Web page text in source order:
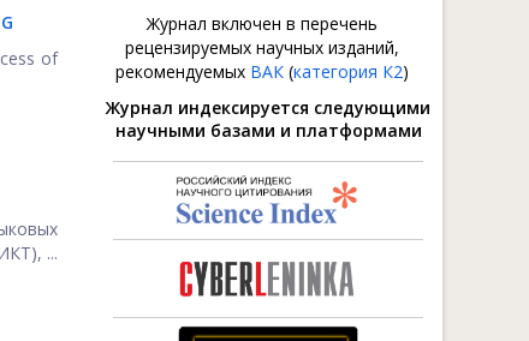
of
...
Журнал включен в перечень
рецензируемых научных изданий,
рекомендуемых ВАК (категория К2)
Журнал индексируется следующими
научными базами и платформами